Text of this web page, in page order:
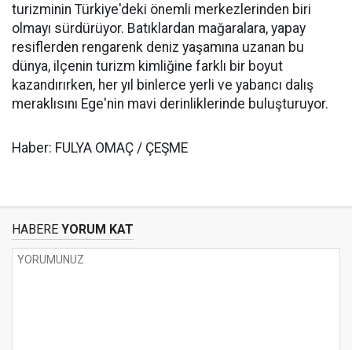
turizminin Türkiye'deki önemli merkezlerinden biri
olmayı sürdürüyor. Batıklardan mağaralara, yapay
resiflerden rengarenk deniz yaşamına uzanan bu
dünya, ilçenin turizm kimliğine farklı bir boyut
kazandırırken, her yıl binlerce yerli ve yabancı dalış
meraklısını Ege'nin mavi derinliklerinde buluşturuyor.
Haber: FULYA OMAÇ / ÇEŞME
HABERE YORUM KAT